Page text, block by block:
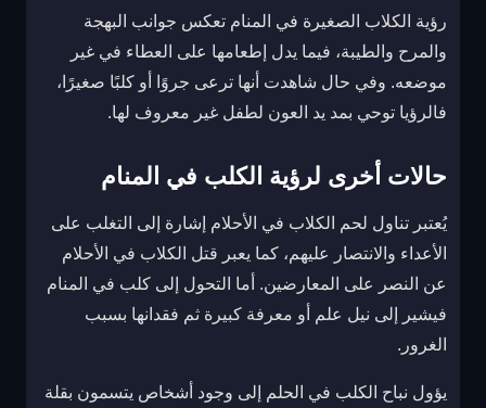
رؤية الكلاب الصغيرة في المنام تعكس جوانب البهجة
والمرح والطيبة، فيما يدل إطعامها على العطاء في غير
موضعه. وفي حال شاهدت أنها ترعى جروًا أو كلبًا صغيرًا،
فالرؤيا توحي بمد يد العون لطفل غير معروف لها.
حالات أخرى لرؤية الكلب في المنام
يُعتبر تناول لحم الكلاب في الأحلام إشارة إلى التغلب على
الأعداء والانتصار عليهم، كما يعبر قتل الكلاب في الأحلام
عن النصر على المعارضين. أما التحول إلى كلب في المنام
فيشير إلى نيل علم أو معرفة كبيرة ثم فقدانها بسبب
الغرور.
يؤول نباح الكلب في الحلم إلى وجود أشخاص يتسمون بقلة